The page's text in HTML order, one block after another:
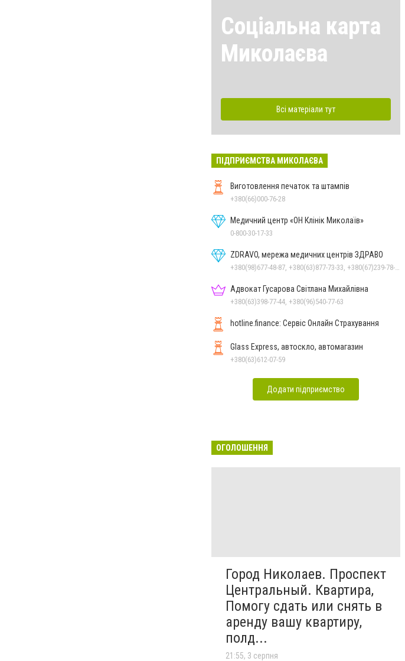
Соціальна карта
Миколаєва
Всі матеріали тут
ПІДПРИЄМСТВА МИКОЛАЄВА
Виготовлення печаток та штампів
+380(66)000-76-28
Медичний центр «ОН Клінік Миколаїв»
0-800-30-17-33
ZDRAVO, мережа медичних центрів ЗДРАВО
Адвокат Гусарова Світлана Михайлівна
+380(63)398-77-44, +380(96)540-77-63
hotline.finance: Сервіс Онлайн Страхування
Glass Express, автоскло, автомагазин
+380(63)612-07-59
Додати підприємство
ОГОЛОШЕННЯ
Город Николаев. Проспект
Центральный. Квартира,
Помогу сдать или снять в
аренду вашу квартиру,
полд...
21:55, 3 серпня